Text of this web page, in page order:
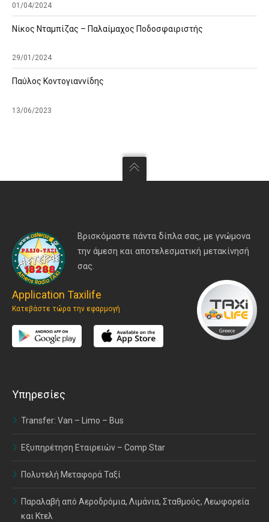
01/04/2024
Νίκος Νταμπίζας – Παλαίμαχος Ποδοσφαιριστής
29/01/2024
Παύλος Κοντογιαννίδης
13/06/2023
Βρισκόμαστε πάντα δίπλα σας, με γνώμονα
την άμεση και αποτελεσματική μετακίνησή
σας.
Application Taxilife
Κατεβάστε τώρα την εφαρμογή
Υπηρεσίες
Transfer: Van – Limo – Bus
Εξυπηρέτηση Εταιρειών – Comp Star
Πολυτελή Μεταφορά Ταξί
Παραλαβή από Αεροδρόμια, Λιμάνια, Σταθμούς, Λεωφορεία
και Κτελ